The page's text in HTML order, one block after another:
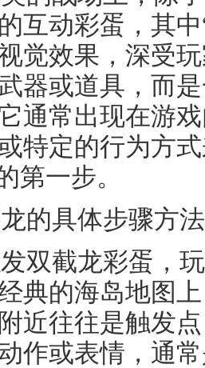
互动彩蛋，其
觉效果，深受
器或道具，而
通常出现在游
特定的行为方
第一步。
的具体步骤方法
双截龙彩蛋，
典的海岛地图
近往往是触发
作或表情，通